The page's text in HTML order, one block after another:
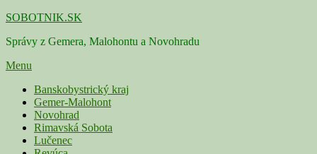
Skip
content
SOBOTNIK.SK
Správy z Gemera, Malohontu a Novohradu
Menu
Primárne
menu
Banskobystrický kraj
Gemer-Malohont
Novohrad
Rimavská Sobota
Lučenec